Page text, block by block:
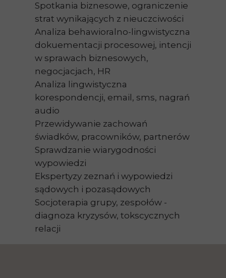
Spotkania biznesowe, ograniczenie
strat wynikających z nieuczciwości
Analiza behawioralno-lingwistyczna
dokuementacji procesowej, intencji
w sprawach biznesowych,
negocjacjach, HR
Analiza lingwistyczna
korespondencji, email, sms, nagrań
audio
Przewidywanie zachowań
świadków, pracowników, partnerów
Sprawdzanie wiarygodności
wypowiedzi
Ekspertyzy zeznań i wypowiedzi
sądowych i pozasądowych
Socjoterapia grupy, zespołów -
diagnoza kryzysów, tokscycznych
relacji